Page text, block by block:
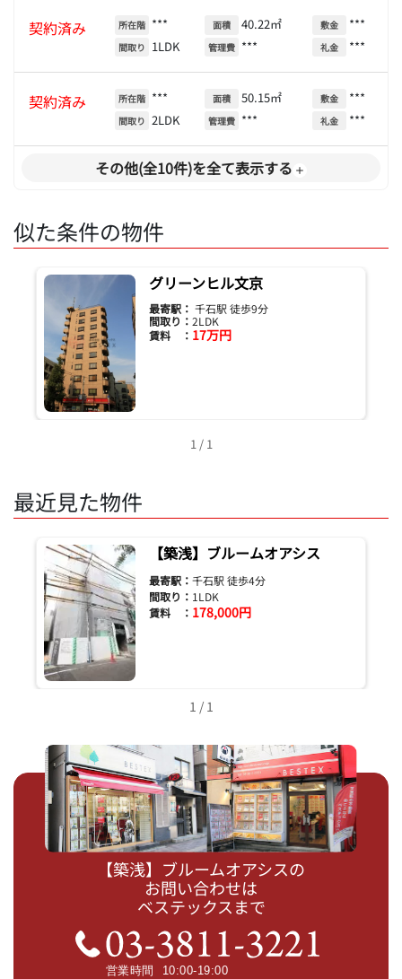
契約済み 所在階 ***
間取り 1LDK
面積 40.22㎡
管理費 ***
敷金 ***
礼金 ***
契約済み 所在階 ***
間取り 2LDK
面積 50.15㎡
管理費 ***
敷金 ***
礼金 ***
その他(全10件)を全て表示する
似た条件の物件
グリーンヒル文京
最寄駅： 千石駅 徒歩9分
間取り： 2LDK
賃料 ： 17万円
1 / 1
最近見た物件
【築浅】ブルームオアシス
最寄駅： 千石駅 徒歩4分
間取り： 1LDK
賃料 ： 178,000円
1 / 1
【築浅】ブルームオアシスの
お問い合わせは
ベステックスまで